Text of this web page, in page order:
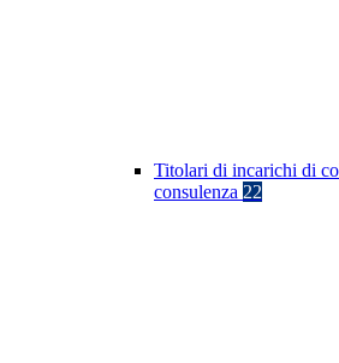
Titolari di incarichi di
consulenza 22